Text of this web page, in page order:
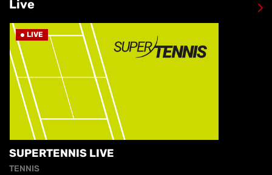
Live
LIVE
SUPERTENNIS LIVE
TENNIS